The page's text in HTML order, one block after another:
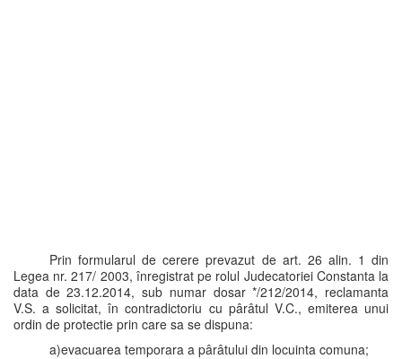
Prin formularul de cerere prevazut de art. 26 alin. 1 din
Legea nr. 217/ 2003, înregistrat pe rolul Judecatoriei Constanta la
data de 23.12.2014, sub numar dosar */212/2014, reclamanta
V.S. a solicitat, în contradictoriu cu pârâtul V.C., emiterea unui
ordin de protectie prin care sa se dispuna:
a)evacuarea temporara a pârâtului din locuinta comuna;